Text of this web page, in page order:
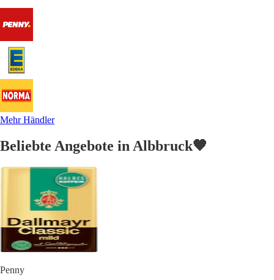
Mehr Händler
Beliebte Angebote in Albbruck🧡
Penny